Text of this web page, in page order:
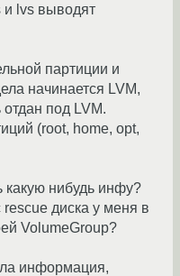
lvs выводят
партиции и
начинается LVM,
отдан под LVM.
(root, home, opt,
какую нибудь инфу?
rescue диска у меня в
VolumeGroup?
информация,